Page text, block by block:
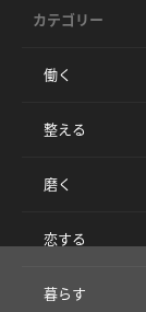
カテゴリー
働く
整える
磨く
恋する
暮らす